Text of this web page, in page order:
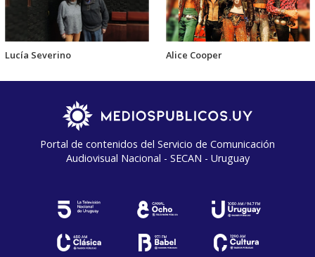
Lucía Severino Alice Cooper
Portal de contenidos del Servicio de Comunicación
Audiovisual Nacional - SECAN - Uruguay